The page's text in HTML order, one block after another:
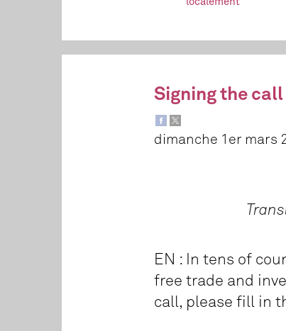
Signing the
dimanche 1er mars
EN : In tens of
free trade and
call, please fill in